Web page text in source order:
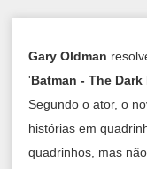
Gary Oldman
'Batman - The
Segundo o ator, o
histórias em
quadrinhos, mas